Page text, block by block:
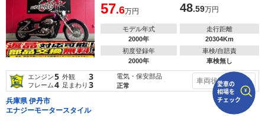
57.6万円 48.59万円
モデル年式
2000年
走行距離
20304Km
初度登録年
2000年
車検/自賠責
車検無し
エンジン5 外観 3
フレーム4 足まわり 3
電気・保安部品
正常
車両状態を見る
兵庫県 伊丹市
エナジーモータースタイル
走行距離(任意)